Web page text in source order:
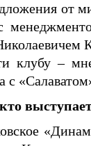
от
клубу –
с